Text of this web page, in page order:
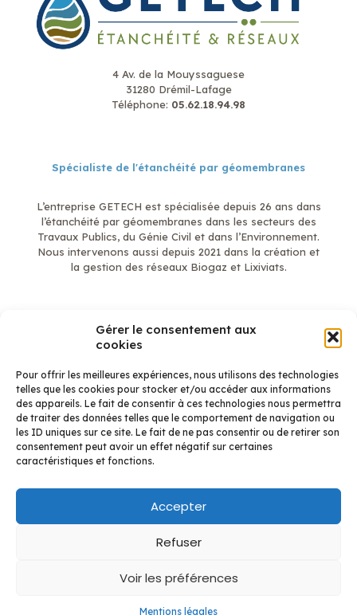
Gérer le consentement aux
cookies
Pour offrir les meilleures expériences, nous utilisons des technologies
telles que les cookies pour stocker et/ou accéder aux informations
des appareils. Le fait de consentir à ces technologies nous permettra
de traiter des données telles que le comportement de navigation ou
les ID uniques sur ce site. Le fait de ne pas consentir ou de retirer son
consentement peut avoir un effet négatif sur certaines
caractéristiques et fonctions.
Accepter
Refuser
Voir les préférences
Mentions légales
4 Av. de la Mouyssaguese
31280 Drémil-Lafage
Téléphone: 05.62.18.94.98
Spécialiste de l'étanchéité par géomembranes
L’entreprise GETECH est spécialisée depuis 26 ans dans
l’étanchéité par géomembranes dans les secteurs des
Travaux Publics, du Génie Civil et dans l’Environnement.
Nous intervenons aussi depuis 2021 dans la création et
la gestion des réseaux Biogaz et Lixiviats.
En savoir plus
Mentions légales
Étanchéité
Biogaz et Lixiviats
Réalisations Étanchéité
Réalisation Biogaz
Contact
©Getech - 2026 - Réalisation : Les publicitaires